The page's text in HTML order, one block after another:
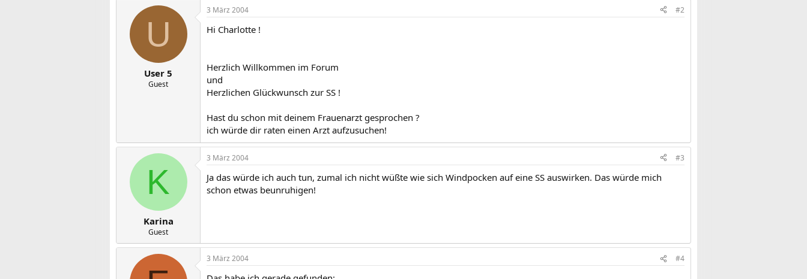
U
User 5
Guest
3 März 2004 #2
Hi Charlotte !
Herzlich Willkommen im Forum
und
Herzlichen Glückwunsch zur SS !
Hast du schon mit deinem Frauenarzt gesprochen ?
ich würde dir raten einen Arzt aufzusuchen!
K
Karina
Guest
3 März 2004 #3
Ja das würde ich auch tun, zumal ich nicht wüßte wie sich Windpocken auf eine SS auswirken. Das würde mich
schon etwas beunruhigen!
3 März 2004 #4